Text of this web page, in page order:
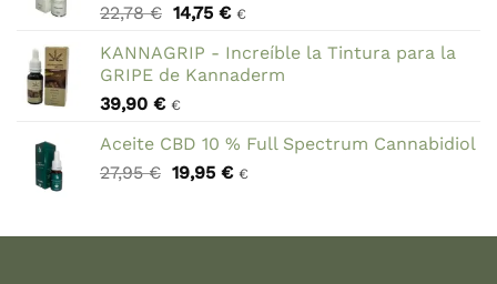
22,78€ El
original
era:
22,78 €.
14,75 €El
actual
es:
€
KANNAGRIP - Increíble la Tintura para la
GRIPE de Kannaderm
39,90 € €
Aceite CBD 10 % Full Spectrum Cannabidiol
27,95€ El
era:
19,95 €El
es:
€